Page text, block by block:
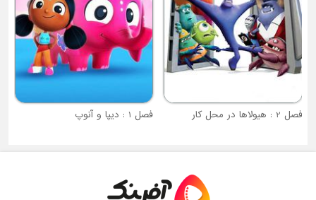
فصل 2 : هیولاها در محل کار فصل 1 : دیپا و آنوپ